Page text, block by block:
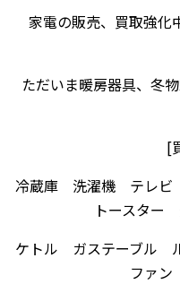
家電の販売、買取強化
ただいま暖房器具、冬
[
冷蔵庫 洗濯機 テレビ
トースタ
ケトル ガステーブル
ファ